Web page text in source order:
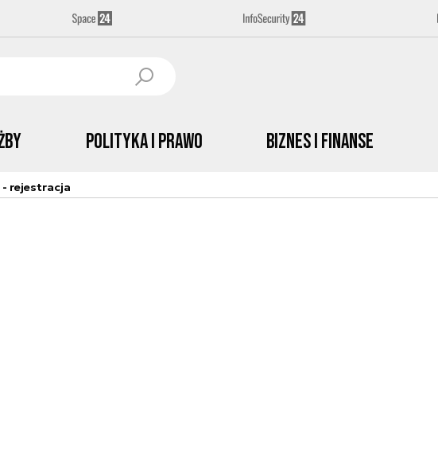
Polityka i prawo Biznes i Finanse
- rejestracja